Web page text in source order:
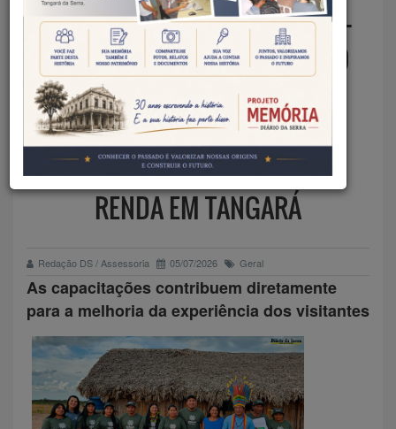
DA INICIATIVA MENANEHALITI –
INDÍGENAS CONCLUEM CICLO
DE CAPACITAÇÕES VOLTADAS
AO FORTALECIMENTO DO
TURISMO E DA GERAÇÃO DE
RENDA EM TANGARÁ
Redação DS / Assessoria 05/07/2026 Geral
As capacitações contribuem diretamente
para a melhoria da experiência dos visitantes